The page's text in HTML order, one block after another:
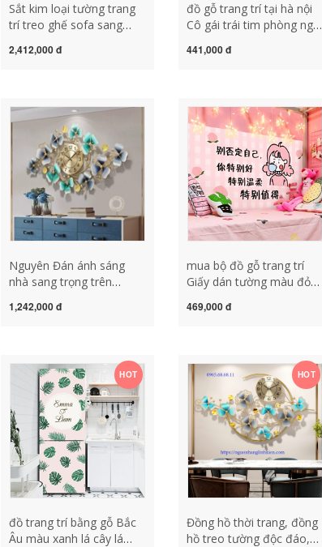
Sắt kim loại tường trang
trí treo ghế sofa sang
phòng ngủ phòng trang
2,412,000 đ
đồ gỗ trang trí tại hà nội
Cô gái trái tim phòng ngủ
trong chậu cây treo giỏ cá
trang trí phòng khách đồ
vật trang trí bằng gỗ
441,000 đ
Nguyên Đán ánh sáng
nhà sang trọng trên
hồ wrought sắt đồng hồ
bảng treo nghệ thuật
1,242,000 đ
mua bộ đồ gỗ trang trí
Giấy dán tường màu đỏ
nước chống ẩm chống
phim hoạt hình hoạt hình
dán tường trang trí đồ gỗ
trang trí bàn thờ đồ trang
trí nội thất bằng gỗ
469,000 đ
HOT
đồ trang trí bằng gỗ Bắc
Âu màu xanh lá cây lá
HOT
Đồng hồ thời trang, đồng
hồ treo tường độc đáo,